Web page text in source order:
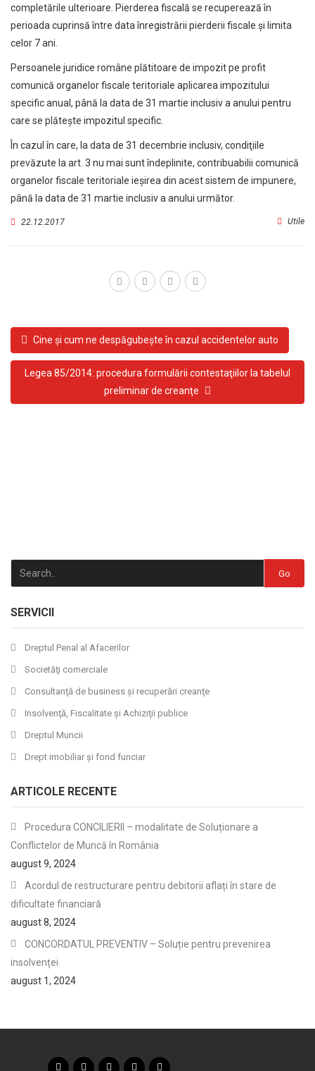
completările ulterioare. Pierderea fiscală se recuperează în
perioada cuprinsă între data înregistrării pierderii fiscale şi limita
celor 7 ani.
Persoanele juridice române plătitoare de impozit pe profit
comunică organelor fiscale teritoriale aplicarea impozitului
specific anual, până la data de 31 martie inclusiv a anului pentru
care se plăteşte impozitul specific.
În cazul în care, la data de 31 decembrie inclusiv, condiţiile
prevăzute la art. 3 nu mai sunt îndeplinite, contribuabilii comunică
organelor fiscale teritoriale ieşirea din acest sistem de impunere,
până la data de 31 martie inclusiv a anului următor.
22.12.2017 Utile
Cine şi cum ne despăgubeşte în cazul accidentelor auto
Legea 85/2014: procedura formulării contestaţiilor la tabelul
preliminar de creanţe
Go
SERVICII
Dreptul Penal al Afacerilor
Societăţi comerciale
Consultanţă de business şi recuperări creanţe
Insolvenţă, Fiscalitate şi Achiziţii publice
Dreptul Muncii
Drept imobiliar şi fond funciar
ARTICOLE RECENTE
Procedura CONCILIERII – modalitate de Soluționare a
Conflictelor de Muncă în România
august 9, 2024
Acordul de restructurare pentru debitorii aflați în stare de
dificultate financiară
august 8, 2024
CONCORDATUL PREVENTIV – Soluție pentru prevenirea
insolvenței
august 1, 2024